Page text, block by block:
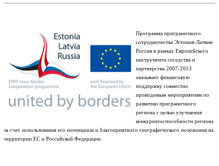
Программа приграничного
сотрудничества Эстония-Латвия-
Россия в рамках Европейского
инструмента соседства и
партнерства 2007-2013
оказывает финансовую
поддержку совместно
проводимым мероприятиям по
развитию приграничного
региона с целью улучшения
конкурентоспособности региона
за счет использования его потенциала и благоприятного географического положения на
территории ЕС и Российской Федерации.